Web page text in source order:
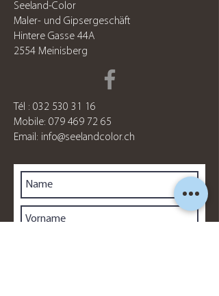
Seeland-Color
Maler- und Gipsergeschäft
Hintere Gasse 44A
2554 Meinisberg
Tél : 032 530 31 16
Mobile: 079 469 72 65
Email: info@seelandcolor.ch